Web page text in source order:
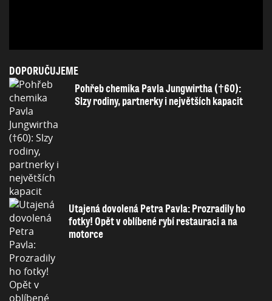
DOPORUČUJEME
Pohřeb chemika Pavla Jungwirtha (†60):
Slzy rodiny, partnerky i největších kapacit
Utajená dovolená Petra Pavla: Prozradily ho
fotky! Opět v oblíbené rybí restauraci a na
motorce